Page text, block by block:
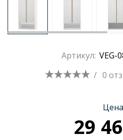
Артикул: VEG-
/ 0
Цена
29